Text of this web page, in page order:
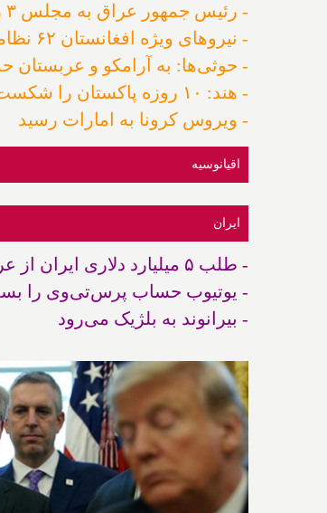
- رئیس جمهور عراق به مجلس ۳ روز برای جایگزینی نخست وزیر مهلت داد
- نیروهای ویژه افغانستان ۶۲ نظامی زندانی طالبان را آزاد کردند
- حوثی‌ها: به آرامکو و عربستان
- هند: ۱۰ روزه پاکستان را شکست می‌دهیم
- ویروس کرونا به امارات رسید
اقیانوسیه
ایران
- طلب ۵ میلیارد دلاری ایران از عراق در تحریم گیر کرد
- یوتیوب حساب پرس‌تی‌وی را
- بیرانوند به بلژیک می‌رود